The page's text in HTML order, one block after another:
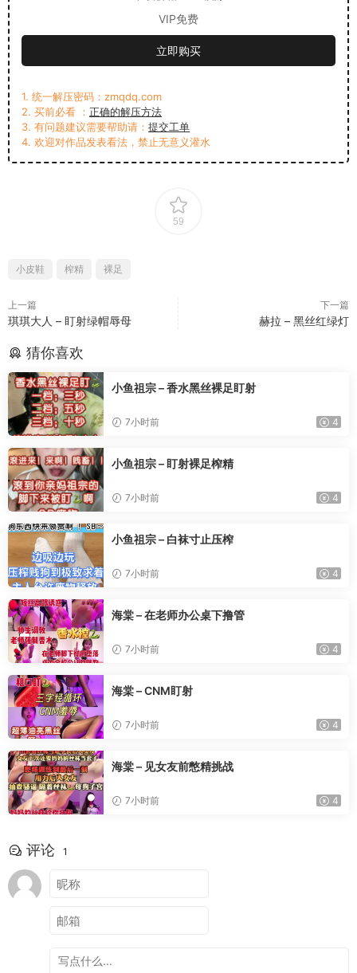
VIP免费
立即购买
1. 统一解压密码：zmqdq.com
2. 买前必看 ： 正确的解压方法
3. 有问题建议需要帮助请： 提交工单
4. 欢迎对作品发表看法，禁止无意义灌水
59
小皮鞋 榨精 裸足
上一篇
琪琪大人 – 盯射绿帽辱母
下一篇
赫拉 – 黑丝红绿灯
猜你喜欢
小鱼祖宗 – 香水黑丝裸足盯射
7小时前 4
小鱼祖宗 – 盯射裸足榨精
7小时前 4
小鱼祖宗 – 白袜寸止压榨
7小时前 4
海棠 – 在老师办公桌下撸管
7小时前 4
海棠 – CNM盯射
7小时前 4
海棠 – 见女友前憋精挑战
7小时前 4
评论 1